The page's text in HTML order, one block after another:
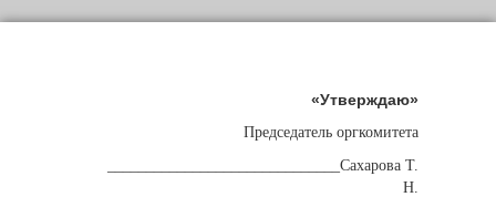
«Утверждаю»
Председатель оргкомитета
______________________________Сахарова Т.
Н.